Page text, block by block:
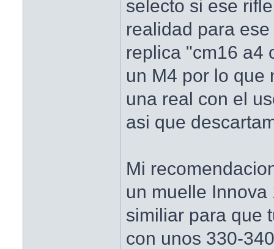
selecto si ese
realidad para
replica "cm16 a4
un M4 por lo que
una real con el
asi que
Mi
un muelle
similiar para que
con unos 330-